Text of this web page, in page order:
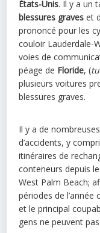
États-Unis. Il y a un
blessures graves et
prononcé pour les
couloir Lauderdale-
voies de
péage de Floride, (
plusieurs voitures
blessures graves.
Il y a de
d’accidents, y
itinéraires de
conteneurs depuis
West Palm Beach;
périodes de
et le principal
gens ne peuvent